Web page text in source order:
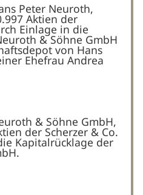
Peter Neuroth,
Aktien der
Einlage in die
& Söhne GmbH
von Hans
Ehefrau Andrea
& Söhne GmbH,
der Scherzer & Co.
Kapitalrücklage der